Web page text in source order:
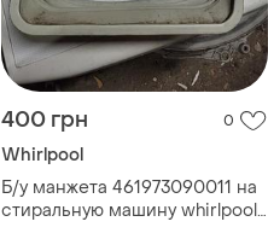
400 грн 0
Whirlpool
Б/у манжета 461973090011 на
стиральную машину whirlpool,